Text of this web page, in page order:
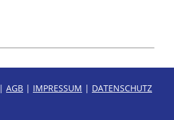
| AGB | IMPRESSUM | DATENSCHUTZ